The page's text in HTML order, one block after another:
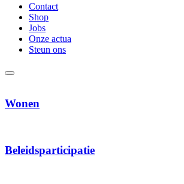
Contact
Shop
Jobs
Onze actua
Steun ons
Wonen
Beleids­participatie